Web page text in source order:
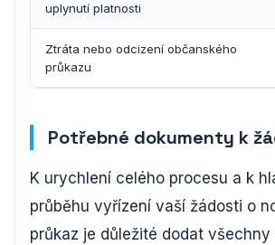
uplynutí platnosti
Ztráta nebo odcizení občanského
průkazu
Potřebné dokumenty k
K urychlení celého procesu a k
průběhu vyřízení vaší žádosti o
průkaz je důležité dodat všechny